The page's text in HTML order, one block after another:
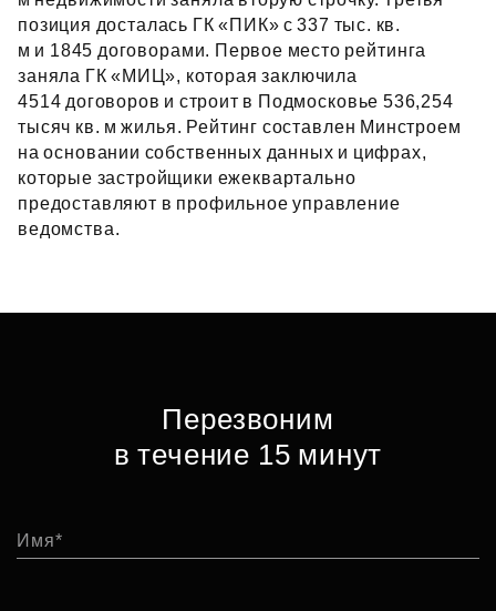
позиция досталась ГК «ПИК» с 337 тыс. кв.
м и 1845 договорами. Первое место рейтинга
заняла ГК «МИЦ», которая заключила
4514 договоров и строит в Подмосковье 536,254
тысяч кв. м жилья. Рейтинг составлен Минстроем
на основании собственных данных и цифрах,
которые застройщики ежеквартально
предоставляют в профильное управление
ведомства.
Перезвоним
в течение 15 минут
Имя